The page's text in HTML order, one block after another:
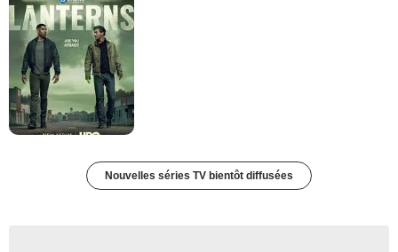
Nouvelles séries TV bientôt diffusées